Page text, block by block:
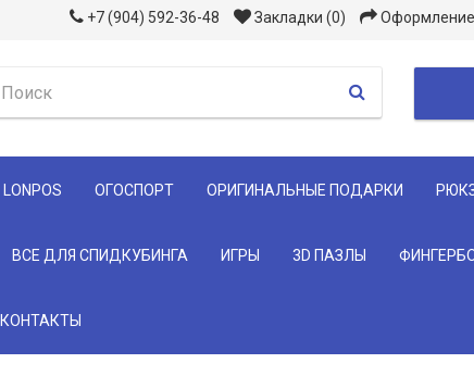
+7 (904) 592-36-48 Закладки (0) Оформление
ОГОСПОРТ ОРИГИНАЛЬНЫЕ ПОДАРКИ
ВСЕ ДЛЯ СПИДКУБИНГА ИГРЫ 3D ПАЗЛЫ
КОНТАКТЫ